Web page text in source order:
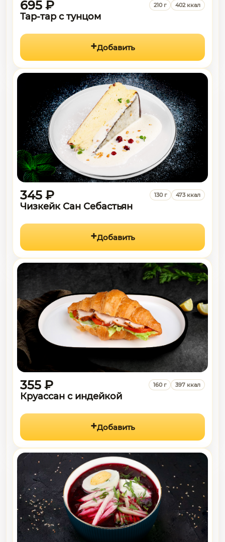
695 ₽ 210 г 402 ккал
Тар-тар с тунцом
Добавить
345 ₽ 130 г 473 ккал
Чизкейк Сан Себастьян
Добавить
355 ₽ 160 г 397 ккал
Круассан с индейкой
Добавить